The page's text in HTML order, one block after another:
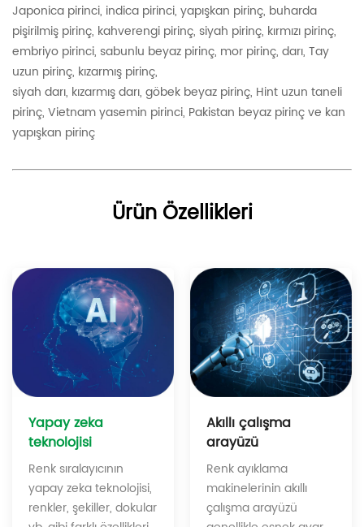
Japonica pirinci, indica pirinci, yapışkan pirinç, buharda
pişirilmiş pirinç, kahverengi pirinç, siyah pirinç, kırmızı pirinç,
embriyo pirinci, sabunlu beyaz pirinç, mor pirinç, darı, Tay
uzun pirinç, kızarmış pirinç,
siyah darı, kızarmış darı, göbek beyaz pirinç, Hint uzun taneli
pirinç, Vietnam yasemin pirinci, Pakistan beyaz pirinç ve kan
yapışkan pirinç
Ürün Özellikleri
Yapay zeka
teknolojisi
Renk sıralayıcının
yapay zeka teknolojisi,
renkler, şekiller, dokular
Akıllı çalışma
arayüzü
Renk ayıklama
makinelerinin akıllı
çalışma arayüzü